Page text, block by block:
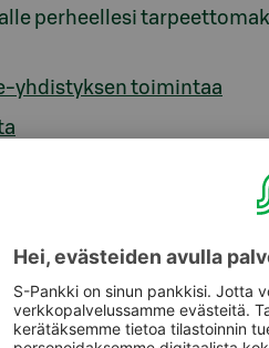
perheellesi
yhdistyksen toimintaa